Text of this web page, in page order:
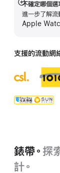
不確定哪個選
進一步了解流
Apple
顯
示
更
支援的流動網
錶帶。 探
計。